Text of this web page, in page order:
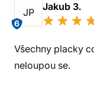
JP
6
Jakub 3.
Všechny placky
neloupou se.